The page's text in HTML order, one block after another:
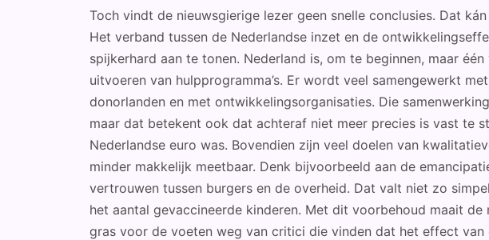
Toch vindt de nieuwsgierige lezer geen snelle conclusies. Dat
Het verband tussen de Nederlandse inzet en de
spijkerhard aan te tonen. Nederland is, om te beginnen, maar
uitvoeren van hulpprogramma’s. Er wordt veel samengewerkt
donorlanden en met ontwikkelingsorganisaties. Die
maar dat betekent ook dat achteraf niet meer precies is vast te
Nederlandse euro was. Bovendien zijn veel doelen van
minder makkelijk meetbaar. Denk bijvoorbeeld aan de
vertrouwen tussen burgers en de overheid. Dat valt niet zo
het aantal gevaccineerde kinderen. Met dit voorbehoud maait
gras voor de voeten weg van critici die vinden dat het effect van